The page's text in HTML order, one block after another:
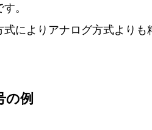
。
式によりアナログ方式より
の例